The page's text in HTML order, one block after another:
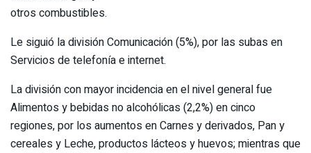
otros combustibles.
Le siguió la división Comunicación (5%), por las subas en
Servicios de telefonía e internet.
La división con mayor incidencia en el nivel general fue
Alimentos y bebidas no alcohólicas (2,2%) en cinco
regiones, por los aumentos en Carnes y derivados, Pan y
cereales y Leche, productos lácteos y huevos; mientras que